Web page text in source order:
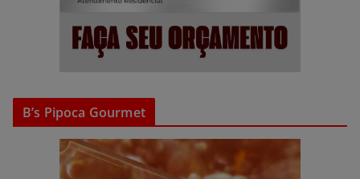
B’s Pipoca Gourmet